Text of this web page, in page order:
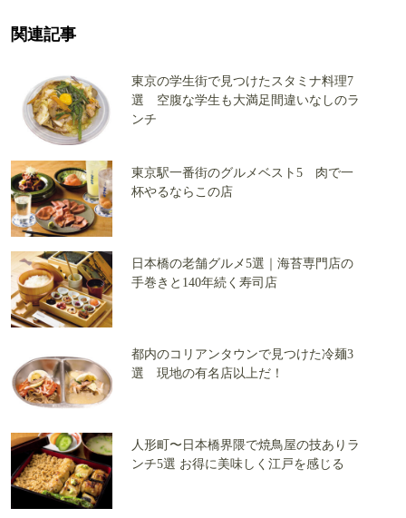
関連記事
東京の学生街で見つけたスタミナ料理7
選 空腹な学生も大満足間違いなしのラ
ンチ
東京駅一番街のグルメベスト5 肉で一
杯やるならこの店
日本橋の老舗グルメ5選｜海苔専門店の
手巻きと140年続く寿司店
都内のコリアンタウンで見つけた冷麺3
選 現地の有名店以上だ！
人形町〜日本橋界隈で焼鳥屋の技ありラ
ンチ5選 お得に美味しく江戸を感じる